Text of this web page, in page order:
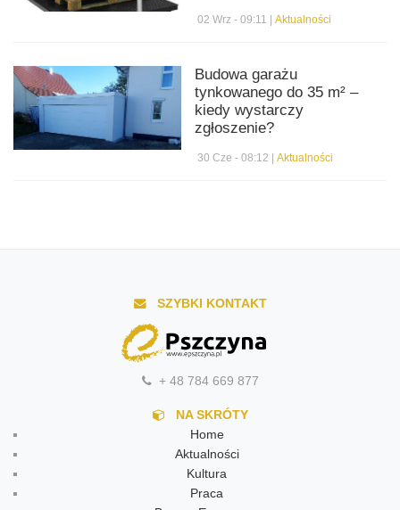
02 Wrz - 09:11 |Aktualności
Budowa garażu
tynkowanego do 35 m² –
kiedy wystarczy
zgłoszenie?
30 Cze - 08:12 |Aktualności
SZYBKI KONTAKT
+ 48 784 669 877
NA SKRÓTY
Home
Aktualności
Kultura
Praca